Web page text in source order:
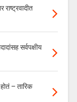
राष्ट्रवादीत
सर्वपक्षीय
– तारिक